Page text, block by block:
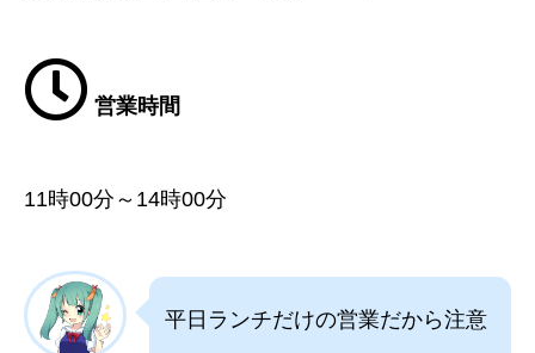
営業時間
11時00分～14時00分
平日ランチだけの営業だから注意